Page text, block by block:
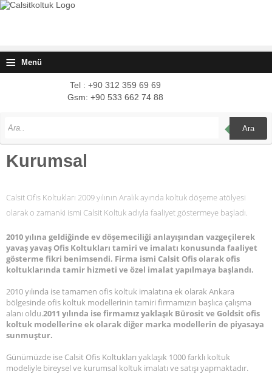
≡ Menü
Tel : +90 312 359 69 69
Gsm: +90 533 662 74 88
Ara
Kurumsal
Calsit Ofis Koltukları 2009 yılının Aralık ayında koltuk döşeme atölyesi
olarak o zamanki ismi Calsit Koltuk adıyla faaliyet göstermeye başladı.
2010 yılına geldiğinde ev döşemeciliği anlayışından vazgeçilerek
yavaş yavaş Ofis Koltukları tamiri ve imalatı konusunda faaliyet
gösterme fikri benimsendi. Firma ismi Calsit Ofis olarak ofis
koltuklarında tamir hizmeti ve özel imalat yapılmaya başlandı.
2010 yılında ise tamamen ofis koltuk imalatına ek olarak Ankara
bölgesinde ofis koltuk modellerinin tamiri firmamızın başlıca çalışma
alanı oldu.2011 yılında ise firmamız yaklaşık Bürosit ve Goldsit ofis
koltuk modellerine ek olarak diğer marka modellerin de piyasaya
sunmuştur.
Günümüzde ise Calsit Ofis Koltukları yaklaşık 1000 farklı koltuk
modeliyle bireysel ve kurumsal koltuk imalatı ve satışı yapmaktadır.